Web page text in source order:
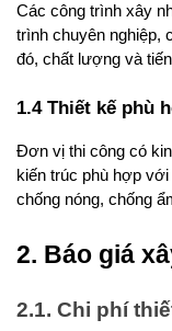
Các công trình xây
trình chuyên nghiệp,
đó, chất lượng và
1.4 Thiết kế phù
Đơn vị thi công có
kiến trúc phù hợp
chống nóng, chống
2. Báo giá
2.1. Chi phí